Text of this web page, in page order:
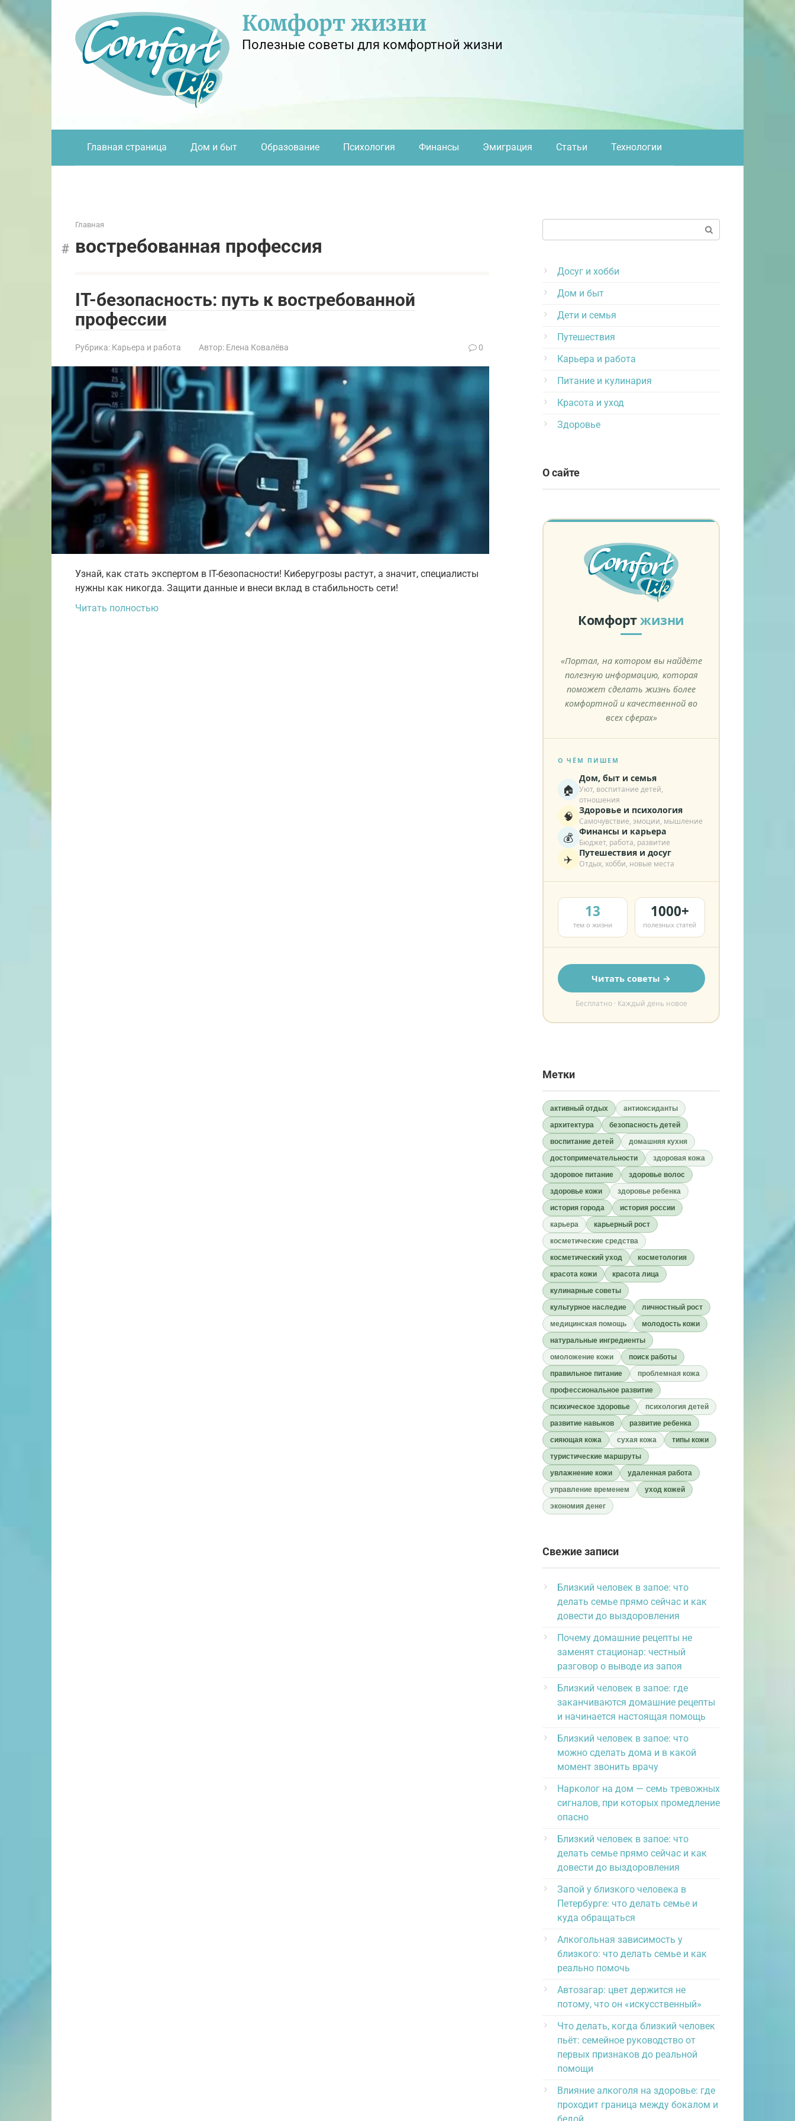
Перейти
контенту
Комфорт жизни
Полезные советы для комфортной жизни
Главная страница Дом и быт Образование Психология Финансы Эмиграция Статьи Технологии
Главная
востребованная профессия
IT-безопасность: путь к востребованной
профессии
Рубрика: Карьера и работа Автор: Елена Ковалёва 0
Узнай, как стать экспертом в IT-безопасности! Киберугрозы растут, а значит, специалисты
нужны как никогда. Защити данные и внеси вклад в стабильность сети!
Читать полностью
Досуг и хобби
Дом и быт
Дети и семья
Путешествия
Карьера и работа
Питание и кулинария
Красота и уход
Здоровье
О сайте
Комфортжизни
«Портал, на котором вы найдёте
полезную информацию, которая
поможет сделать жизнь более
комфортной и качественной во
всех сферах»
О ЧЁМ ПИШЕМ
🏠
Дом, быт и семья
Уют, воспитание детей,
отношения
🧠 Здоровье и психология
Самочувствие, эмоции, мышление
💰 Финансы и карьера
Бюджет, работа, развитие
✈️ Путешествия и досуг
Отдых, хобби, новые места
13
тем о жизни
1000+
полезных статей
Читать советы →
Бесплатно · Каждый день новое
Метки
активный отдых
антиоксиданты
архитектура
безопасность детей
воспитание детей
домашняя кухня
достопримечательности
здоровая кожа
здоровое питание
здоровье волос
здоровье кожи
здоровье ребенка
история города
история россии
карьера
карьерный рост
косметические средства
косметический уход
косметология
красота кожи
красота лица
кулинарные советы
культурное наследие
личностный рост
медицинская помощь
молодость кожи
натуральные ингредиенты
омоложение кожи
поиск работы
правильное питание
проблемная кожа
профессиональное развитие
психическое здоровье
психология детей
развитие навыков
развитие ребенка
сияющая кожа
сухая кожа
типы кожи
туристические маршруты
увлажнение кожи
удаленная работа
управление временем
уход кожей
экономия денег
Свежие записи
Близкий человек в запое: что
делать семье прямо сейчас и как
довести до выздоровления
Почему домашние рецепты не
заменят стационар: честный
разговор о выводе из запоя
Близкий человек в запое: где
заканчиваются домашние рецепты
и начинается настоящая помощь
Близкий человек в запое: что
можно сделать дома и в какой
момент звонить врачу
Нарколог на дом — семь тревожных
сигналов, при которых промедление
опасно
Близкий человек в запое: что
делать семье прямо сейчас и как
довести до выздоровления
Запой у близкого человека в
Петербурге: что делать семье и
куда обращаться
Алкогольная зависимость у
близкого: что делать семье и как
реально помочь
Автозагар: цвет держится не
потому, что он «искусственный»
Что делать, когда близкий человек
пьёт: семейное руководство от
первых признаков до реальной
помощи
Влияние алкоголя на здоровье: где
проходит граница между бокалом и